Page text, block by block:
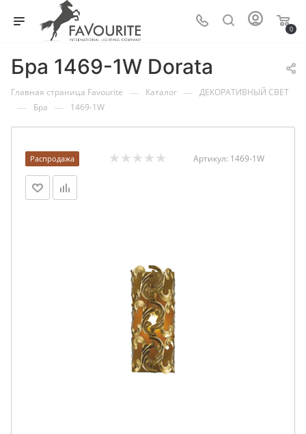
0
Бра 1469-1W Dorata
Главная страница Favourite — Каталог — ДЕКОРАТИВНЫЙ СВЕТ
— Бра — 1469-1W
Распродажа Артикул: 1469-1W